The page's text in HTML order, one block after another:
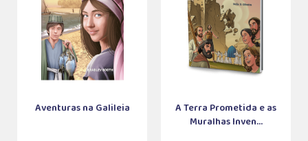
Aventuras na Galileia
A Terra Prometida e as
Muralhas Inven...